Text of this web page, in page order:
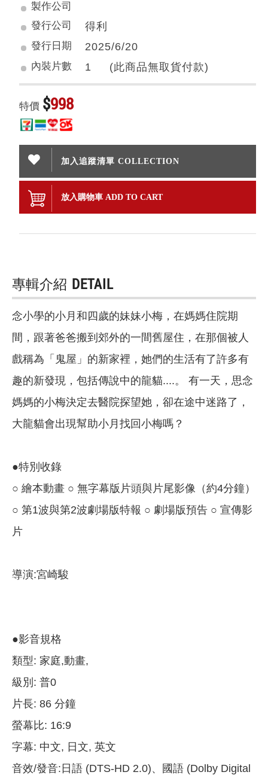
製作公司
發行公司
得利
發行日期 2025/6/20
內裝片數 1 (此商品無取貨付款)
特價 $998
加入追蹤清單 COLLECTION
放入購物車 ADD TO CART
專輯介紹 DETAIL
念小學的小月和四歲的妹妹小梅，在媽媽住院期
間，跟著爸爸搬到郊外的一間舊屋住，在那個被人
戲稱為「鬼屋」的新家裡，她們的生活有了許多有
趣的新發現，包括傳說中的龍貓....。 有一天，思念
媽媽的小梅決定去醫院探望她，卻在途中迷路了，
大龍貓會出現幫助小月找回小梅嗎？
●特別收錄
○ 繪本動畫 ○ 無字幕版片頭與片尾影像（約4分鐘）
○ 第1波與第2波劇場版特報 ○ 劇場版預告 ○ 宣傳影
片
導演:宮崎駿
●影音規格
類型: 家庭,動畫,
級別: 普0
片長: 86 分鐘
螢幕比: 16:9
字幕: 中文, 日文, 英文
音效/發音:日語 (DTS-HD 2.0)、國語 (Dolby Digital